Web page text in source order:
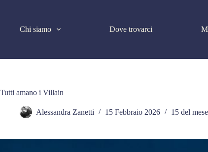
Chi siamo
Dove trovarci
Tutti amano i Villain
Alessandra Zanetti 15 Febbraio 2026 15 del mese